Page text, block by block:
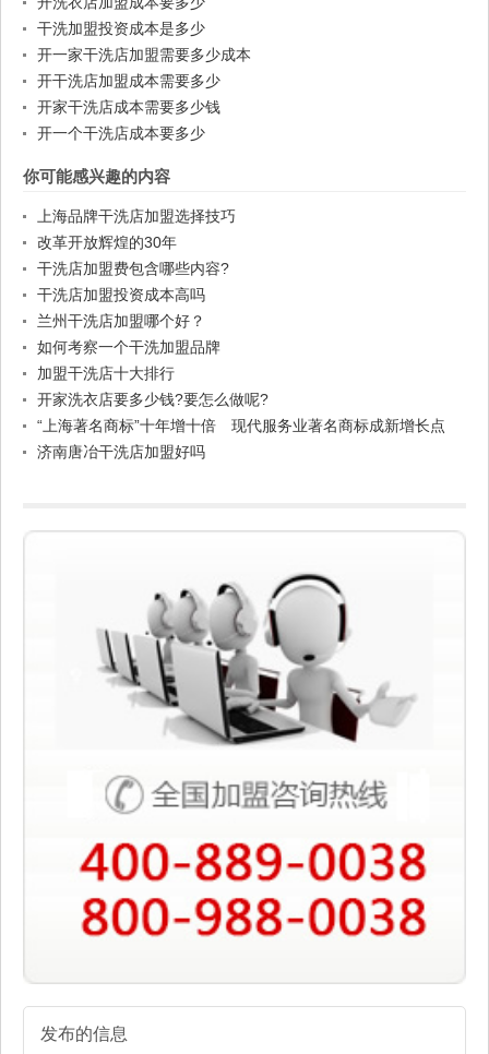
干洗加盟投资成本是多少
开一家干洗店加盟需要多少成本
开干洗店加盟成本需要多少
开家干洗店成本需要多少钱
开一个干洗店成本要多少
你可能感兴趣的内容
上海品牌干洗店加盟选择技巧
改革开放辉煌的30年
干洗店加盟费包含哪些内容?
干洗店加盟投资成本高吗
兰州干洗店加盟哪个好？
如何考察一个干洗加盟品牌
加盟干洗店十大排行
开家洗衣店要多少钱?要怎么做呢?
“上海著名商标”十年增十倍 现代服务业著名商标成新增长点
济南唐冶干洗店加盟好吗
发布的信息